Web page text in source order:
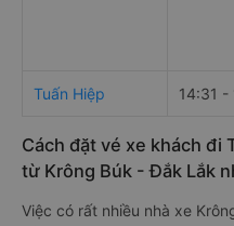
Tuấn Hiệp 14:31 -
Cách đặt vé xe khách đi
từ Krông Búk - Đắk Lắk
Việc có rất nhiều nhà xe